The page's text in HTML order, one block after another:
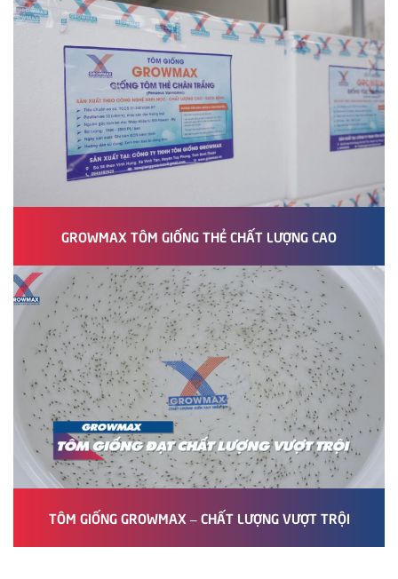
GROWMAX TÔM GIỐNG THẺ CHẤT LƯỢNG CAO
TÔM GIỐNG GROWMAX – CHẤT LƯỢNG VƯỢT TRỘI